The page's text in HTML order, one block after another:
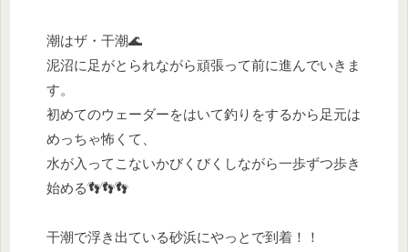
潮はザ・干潮🌊
泥沼に足がとられながら頑張って前に進んでいきま
す。
初めてのウェーダーをはいて釣りをするから足元は
めっちゃ怖くて、
水が入ってこないかびくびくしながら一歩ずつ歩き
始める👣👣👣
干潮で浮き出ている砂浜にやっとで到着！！